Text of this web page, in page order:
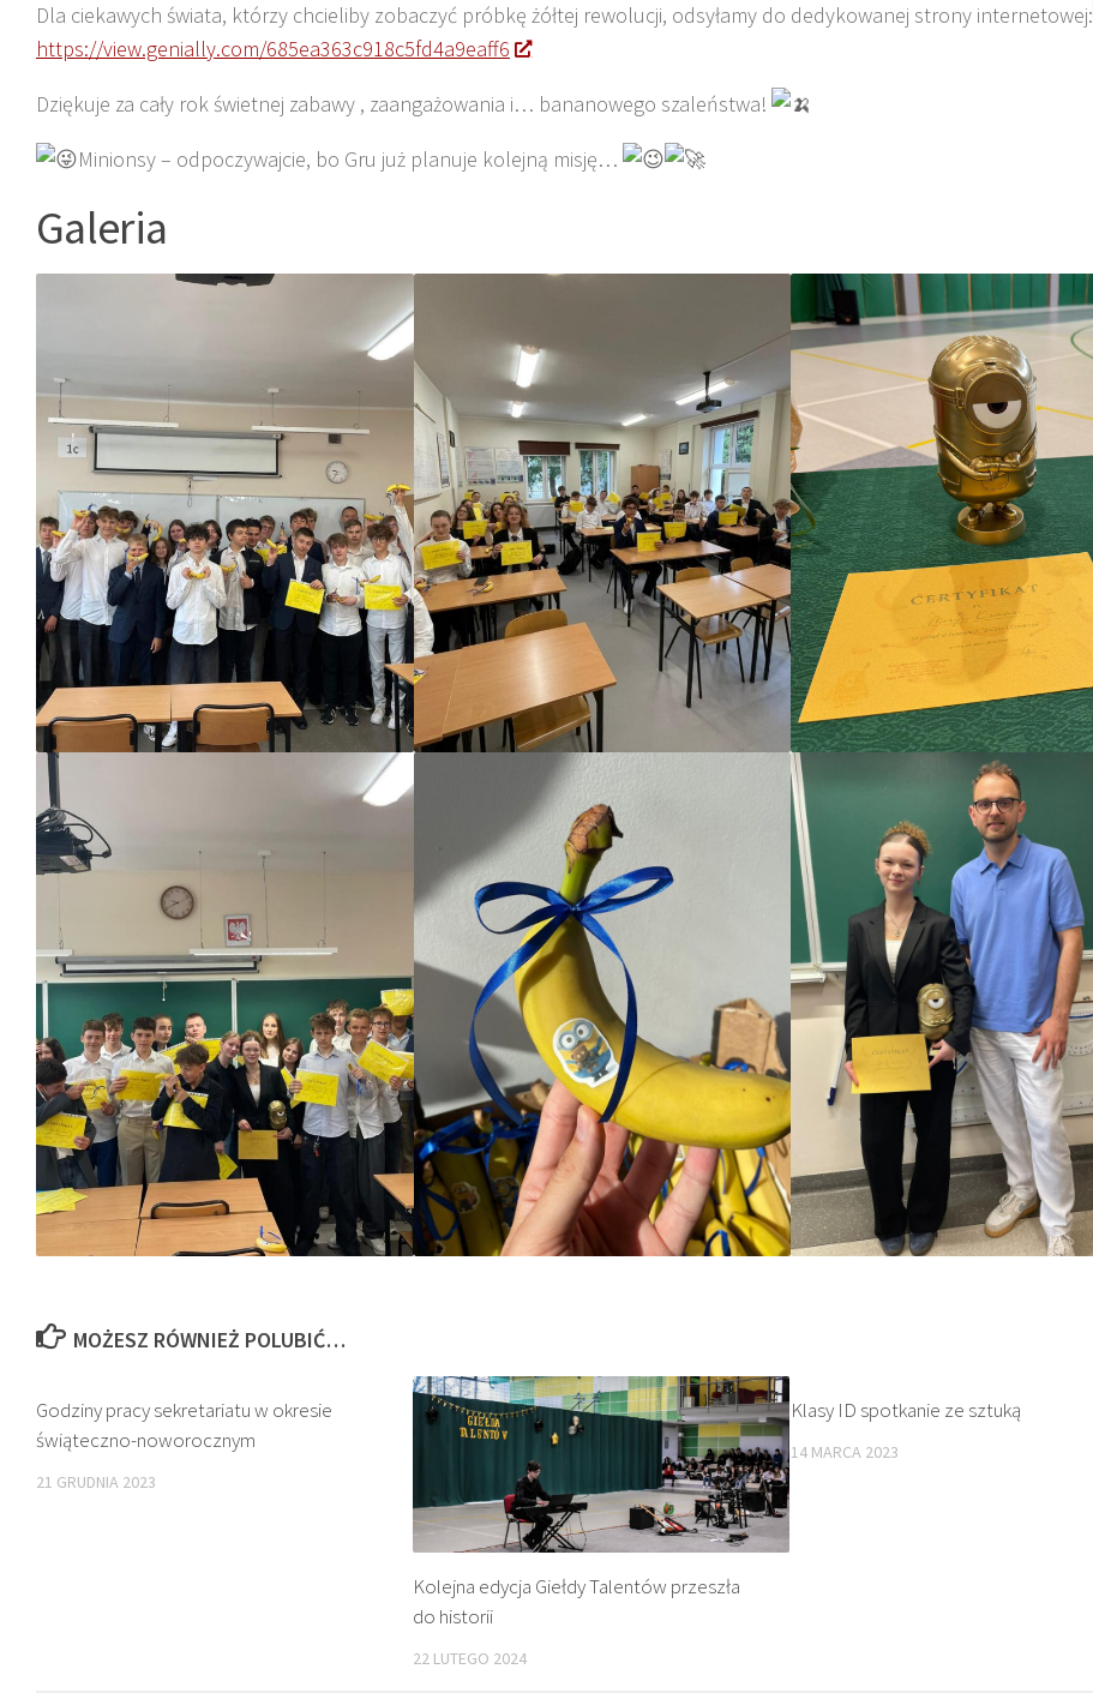
Dla ciekawych świata, którzy chcieliby zobaczyć próbkę żółtej rewolucji, odsyłamy do dedykowanej strony internetowej:
https://view.genially.com/685ea363c918c5fd4a9eaff6
Dziękuje za cały rok świetnej zabawy , zaangażowania i… bananowego szaleństwa!
Minionsy – odpoczywajcie, bo Gru już planuje kolejną misję…
Galeria
MOŻESZ RÓWNIEŻ POLUBIĆ…
Godziny pracy sekretariatu w okresie
świąteczno-noworocznym
21 GRUDNIA 2023
Kolejna edycja Giełdy Talentów przeszła
do historii
22 LUTEGO 2024
Klasy ID spotkanie ze sztuką
14 MARCA 2023